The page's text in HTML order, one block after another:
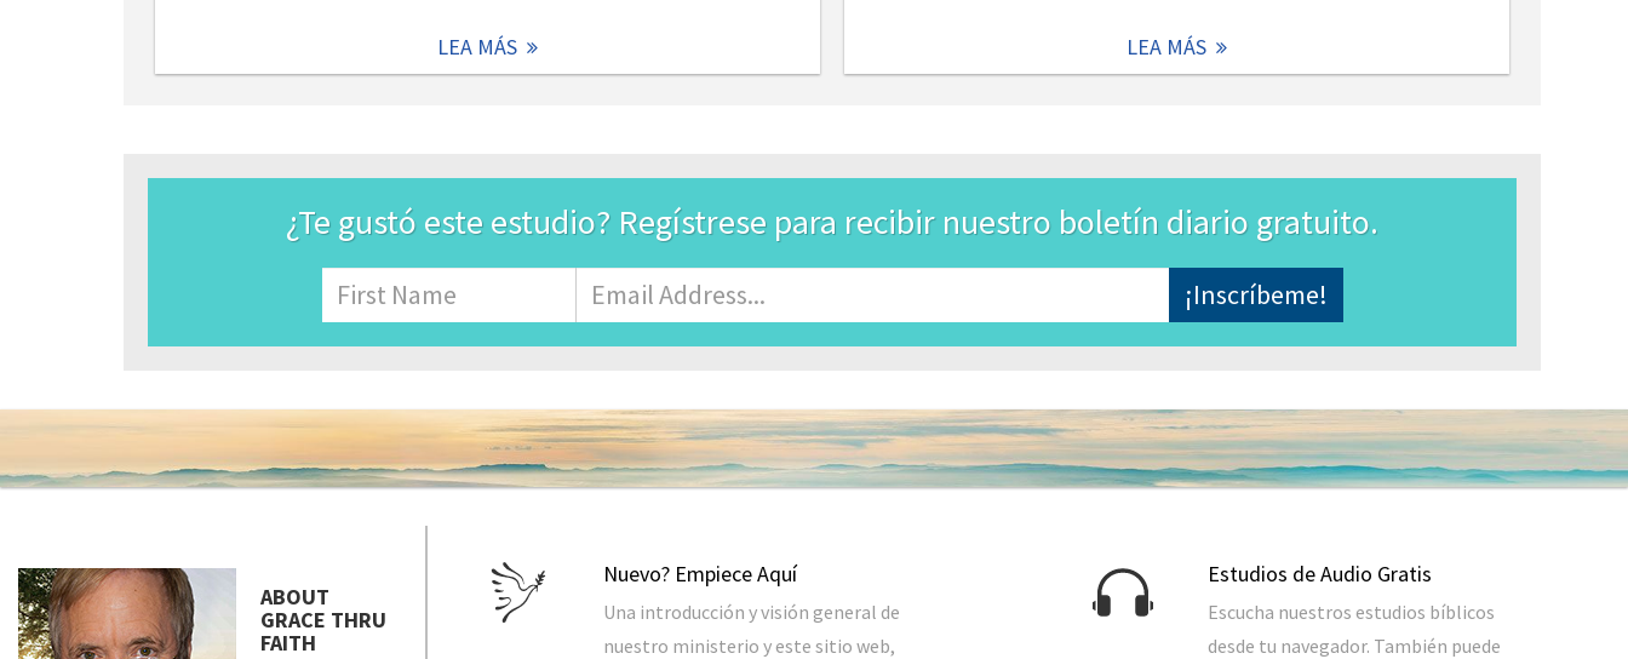
LEA MÁS LEA MÁS
¿Te gustó este estudio? Regístrese para recibir nuestro boletín diario gratuito.
Name
Nombre
Electrónico*
Nuevo? Empiece Aquí
Una introducción y visión general de
nuestro ministerio y este sitio web,
Estudios de Audio Gratis
Escucha nuestros estudios bíblicos
desde tu navegador. También puede
ABOUT
GRACE THRU
FAITH